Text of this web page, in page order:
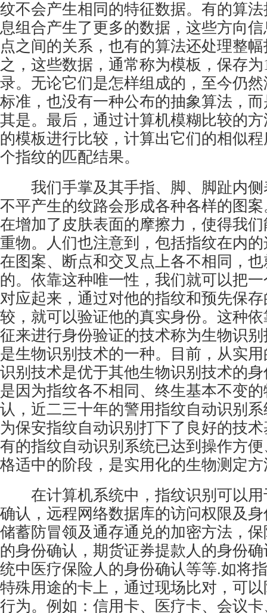
纹不会产生相同的特征数据。有的算
息组合产生了更多的数据，这些方向
点之间的关系，也有的算法还处理整
之，这些数据，通常称为模板，保存
录。无论它们是怎样组成的，至今仍
标准，也没有一种公布的抽象算法，
其是。最后，通过计算机模糊比较的
的模板进行比较，计算出它们的相似
个指纹的匹配结果。
我们手掌及其手指、脚、脚趾内侧
不平产生的纹路会形成各种各样的图
在增加了皮肤表面的摩擦力，使得我
重物。人们也注意到，包括指纹在内
在图案、断点和交叉点上各不相同，
的。依靠这种唯一性，我们就可以把
对应起来，通过对他的指纹和预先保
较，就可以验证他的真实身份。这种
征来进行身份验证的技术称为生物识别
是生物识别技术的一种。目前，从实
识别技术是优于其他生物识别技术的
是因为指纹各不相同、终生基本不变
认，近二三十年的警用指纹自动识别
为保安指纹自动识别打下了良好的技
有的指纹自动识别系统已达到操作方
格适中的阶段，是实用化的生物测定
在计算机系统中，指纹识别可以用
确认，远程网络数据库的访问权限及
储蓄防冒领及通存通兑的加密方法，
的身份确认，期货证券提款人的身份
统中医疗保险人的身份确认等等.如将
特殊用途的卡上，通过现场比对，可
行为。例如：信用卡、医疗卡、会议